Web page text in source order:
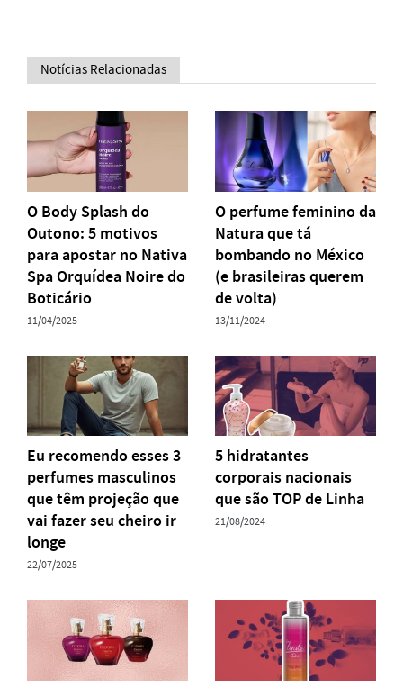
Notícias Relacionadas
O Body Splash do
Outono: 5 motivos
para apostar no Nativa
Spa Orquídea Noire do
Boticário
11/04/2025
O perfume feminino da
Natura que tá
bombando no México
(e brasileiras querem
de volta)
13/11/2024
Eu recomendo esses 3
perfumes masculinos
que têm projeção que
vai fazer seu cheiro ir
longe
22/07/2025
5 hidratantes
corporais nacionais
que são TOP de Linha
21/08/2024